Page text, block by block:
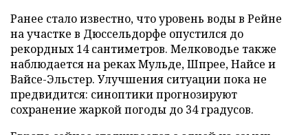
Ранее стало известно, что уровень воды в Рейне
на участке в Дюссельдорфе опустился до
рекордных 14 сантиметров. Мелководье также
наблюдается на реках Мульде, Шпрее, Найсе и
Вайсе-Эльстер. Улучшения ситуации пока не
предвидится: синоптики прогнозируют
сохранение жаркой погоды до 34 градусов.